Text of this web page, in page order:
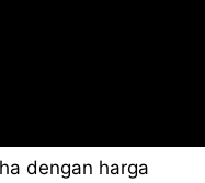
dengan harga